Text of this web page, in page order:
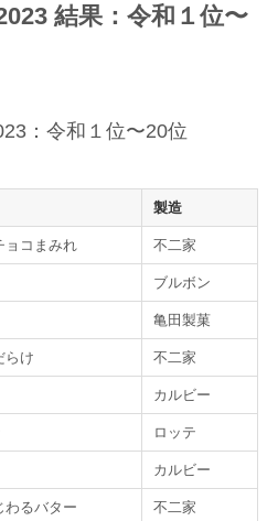
結果：令和１位〜
：令和１位〜20位
製造
ョコまみれ 不二家
ブルボン
亀田製菓
らけ 不二家
カルビー
ロッテ
カルビー
わるバター 不二家